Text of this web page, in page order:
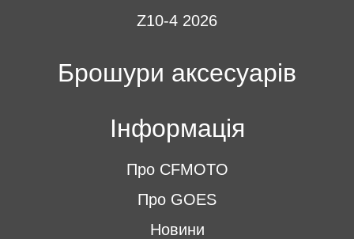
Z10-4 2026
Брошури аксесуарів
Інформація
Про CFMOTO
Про GOES
Новини